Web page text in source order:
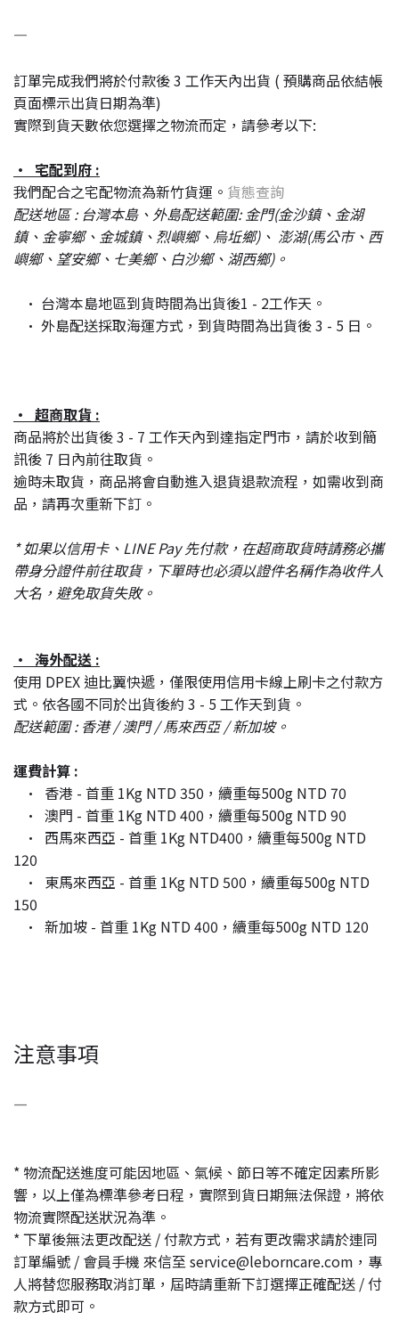
—
訂單完成我們將於付款後 3 工作天內出貨 ( 預購商品依結帳
頁面標示出貨日期為準)
實際到貨天數依您選擇之物流而定，請參考以下:
· 宅配到府 :
我們配合之宅配物流為新竹貨運。 貨態查詢
配送地區 : 台灣本島、外島配送範圍: 金門(金沙鎮、金湖
鎮、金寧鄉、金城鎮、烈嶼鄉、烏坵鄉)、 澎湖(馬公市、西
嶼鄉、望安鄉、七美鄉、白沙鄉、湖西鄉)。
· 台灣本島地區到貨時間為出貨後1 - 2工作天。
· 外島配送採取海運方式，到貨時間為出貨後 3 - 5 日。
· 超商取貨 :
商品將於出貨後 3 - 7 工作天內到達指定門市，請於收到簡
訊後 7 日內前往取貨。
逾時未取貨，商品將會自動進入退貨退款流程，如需收到商
品，請再次重新下訂。
* 如果以信用卡、LINE Pay 先付款，在超商取貨時請務必攜
帶身分證件前往取貨，下單時也必須以證件名稱作為收件人
大名，避免取貨失敗。
· 海外配送 :
使用 DPEX 迪比翼快遞，僅限使用信用卡線上刷卡之付款方
式。依各國不同於出貨後約 3 - 5 工作天到貨。
配送範圍 : 香港 / 澳門 / 馬來西亞 / 新加坡。
運費計算 :
· 香港 - 首重 1Kg NTD 350，續重每500g NTD 70
· 澳門 - 首重 1Kg NTD 400，續重每500g NTD 90
· 西馬來西亞 - 首重 1Kg NTD400，續重每500g NTD
120
· 東馬來西亞 - 首重 1Kg NTD 500，續重每500g NTD
150
· 新加坡 - 首重 1Kg NTD 400，續重每500g NTD 120
注意事項
—
* 物流配送進度可能因地區、氣候、節日等不確定因素所影
響，以上僅為標準參考日程，實際到貨日期無法保證，將依
物流實際配送狀況為準。
* 下單後無法更改配送 / 付款方式，若有更改需求請於連同
訂單編號 / 會員手機 來信至 service@leborncare.com，專
人將替您服務取消訂單，屆時請重新下訂選擇正確配送 / 付
款方式即可。